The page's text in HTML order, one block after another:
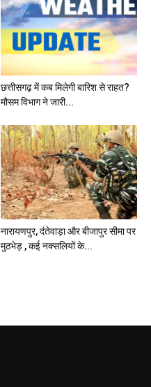
छत्तीसगढ़ में कब मिलेगी बारिश से राहत?
मौसम विभाग ने जारी...
नारायणपुर, दंतेवाड़ा और बीजापुर सीमा पर
मुठभेड़ , कई नक्सलियों के...